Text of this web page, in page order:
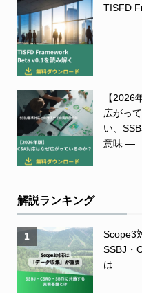
TISFD
【2026
広がっ
い、
意味 ―
解説ランキング
1
Scope3
SSBJ・
は